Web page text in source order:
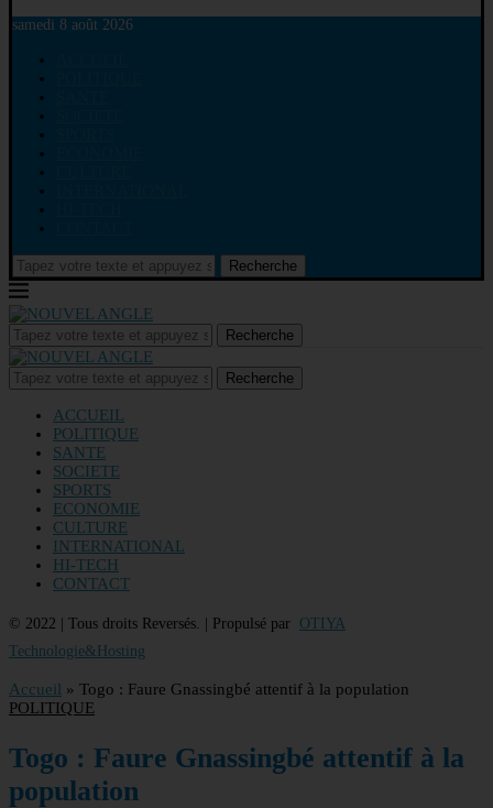
samedi 8 août 2026
Recherche
Recherche
Recherche
ACCUEIL
POLITIQUE
SANTE
SOCIETE
SPORTS
ECONOMIE
CULTURE
INTERNATIONAL
HI-TECH
CONTACT
© 2022 | Tous droits Reversés. | Propulsé par OTIYA
Technologie&Hosting
Accueil » Togo : Faure Gnassingbé attentif à la population
POLITIQUE
Togo : Faure Gnassingbé attentif à la
population